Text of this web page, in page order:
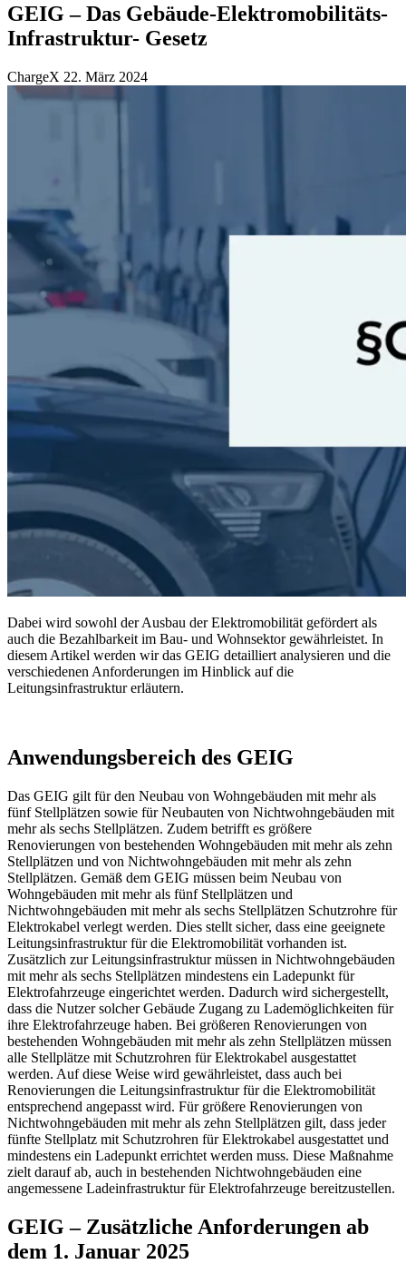
GEIG – Das Gebäude-Elektromobilitäts-
Infrastruktur- Gesetz
ChargeX 22. März 2024
Dabei wird sowohl der Ausbau der Elektromobilität gefördert als
auch die Bezahlbarkeit im Bau- und Wohnsektor gewährleistet. In
diesem Artikel werden wir das GEIG detailliert analysieren und die
verschiedenen Anforderungen im Hinblick auf die
Leitungsinfrastruktur erläutern.
Anwendungsbereich des GEIG
Das GEIG gilt für den Neubau von Wohngebäuden mit mehr als
fünf Stellplätzen sowie für Neubauten von Nichtwohngebäuden mit
mehr als sechs Stellplätzen. Zudem betrifft es größere
Renovierungen von bestehenden Wohngebäuden mit mehr als zehn
Stellplätzen und von Nichtwohngebäuden mit mehr als zehn
Stellplätzen. Gemäß dem GEIG müssen beim Neubau von
Wohngebäuden mit mehr als fünf Stellplätzen und
Nichtwohngebäuden mit mehr als sechs Stellplätzen Schutzrohre für
Elektrokabel verlegt werden. Dies stellt sicher, dass eine geeignete
Leitungsinfrastruktur für die Elektromobilität vorhanden ist.
Zusätzlich zur Leitungsinfrastruktur müssen in Nichtwohngebäuden
mit mehr als sechs Stellplätzen mindestens ein Ladepunkt für
Elektrofahrzeuge eingerichtet werden. Dadurch wird sichergestellt,
dass die Nutzer solcher Gebäude Zugang zu Lademöglichkeiten für
ihre Elektrofahrzeuge haben. Bei größeren Renovierungen von
bestehenden Wohngebäuden mit mehr als zehn Stellplätzen müssen
alle Stellplätze mit Schutzrohren für Elektrokabel ausgestattet
werden. Auf diese Weise wird gewährleistet, dass auch bei
Renovierungen die Leitungsinfrastruktur für die Elektromobilität
entsprechend angepasst wird. Für größere Renovierungen von
Nichtwohngebäuden mit mehr als zehn Stellplätzen gilt, dass jeder
fünfte Stellplatz mit Schutzrohren für Elektrokabel ausgestattet und
mindestens ein Ladepunkt errichtet werden muss. Diese Maßnahme
zielt darauf ab, auch in bestehenden Nichtwohngebäuden eine
angemessene Ladeinfrastruktur für Elektrofahrzeuge bereitzustellen.
GEIG – Zusätzliche Anforderungen ab
dem 1. Januar 2025